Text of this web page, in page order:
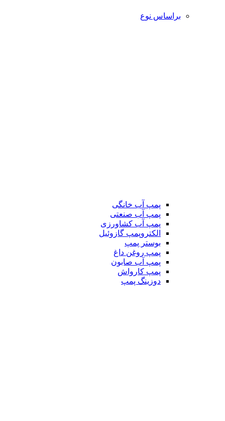
براساس نوع
پمپ آب خانگی
پمپ آب صنعتی
پمپ آب کشاورزی
الکتروپمپ گازوئیل
بوستر پمپ
پمپ روغن داغ
پمپ آب صابون
پمپ کارواش
دوزینگ پمپ